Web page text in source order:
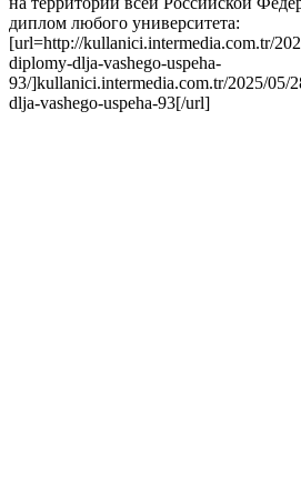
диплом любого университета:
[url=http://kullanici.intermedia.com.tr/
diplomy-dlja-vashego-uspeha-
93/]kullanici.intermedia.com.tr/2025/05/
dlja-vashego-uspeha-93[/url]